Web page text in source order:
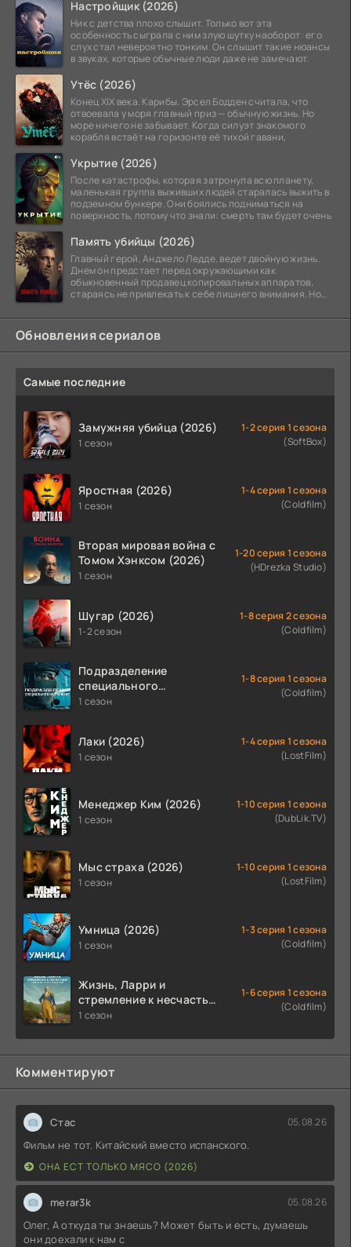
Настройщик (2026)
Ник с детства плохо слышит. Только вот эта
особенность сыграла с ним злую шутку наоборот: его
слух стал невероятно тонким. Он слышит такие нюансы
в звуках, которые обычные люди даже не замечают.
Утёс (2026)
Конец XIX века. Карибы. Эрсел Бодден считала, что
отвоевала у моря главный приз — обычную жизнь. Но
море ничего не забывает. Когда силуэт знакомого
корабля встаёт на горизонте её тихой гавани,
Укрытие (2026)
После катастрофы, которая затронула всю планету,
маленькая группа выживших людей старалась выжить в
подземном бункере. Они боялись подниматься на
поверхность, потому что знали: смерть там будет очень
Память убийцы (2026)
Главный герой, Анджело Ледде, ведет двойную жизнь.
Днем он предстает перед окружающими как
обыкновенный продавец копировальных аппаратов,
стараясь не привлекать к себе лишнего внимания. Но
Обновления сериалов
Самые последние
Замужняя убийца (2026)
1 сезон
1-2 серия 1 сезона
(SoftBox)
Яростная (2026)
1 сезон
1-4 серия 1 сезона
(Coldfilm)
Вторая мировая война с
Томом Хэнксом (2026)
1 сезон
1-20 серия 1 сезона
(HDrezka Studio)
Шугар (2026)
1-2 сезон
1-8 серия 2 сезона
(Coldfilm)
Подразделение
специального
назначения (2026)
1 сезон
1-8 серия 1 сезона
(Coldfilm)
Лаки (2026)
1 сезон
1-4 серия 1 сезона
(LostFilm)
Менеджер Ким (2026)
1 сезон
1-10 серия 1 сезона
(DubLik.TV)
Мыс страха (2026)
1 сезон
1-10 серия 1 сезона
(LostFilm)
Умница (2026)
1 сезон
1-3 серия 1 сезона
(Coldfilm)
Жизнь, Ларри и
стремление к несчастью:
Почти история Америки
1 сезон
1-6 серия 1 сезона
(Coldfilm)
Комментируют
Стас 05.08.26
Фильм не тот. Китайский вместо испанского.
ОНА ЕСТ ТОЛЬКО МЯСО (2026)
merar3k 05.08.26
Олег, А откуда ты знаешь? Может быть и есть, думаешь
они доехали к нам с